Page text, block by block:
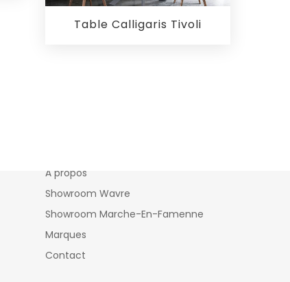
Table Calligaris Tivoli
À propos
Showroom Wavre
Showroom Marche-En-Famenne
Marques
Contact